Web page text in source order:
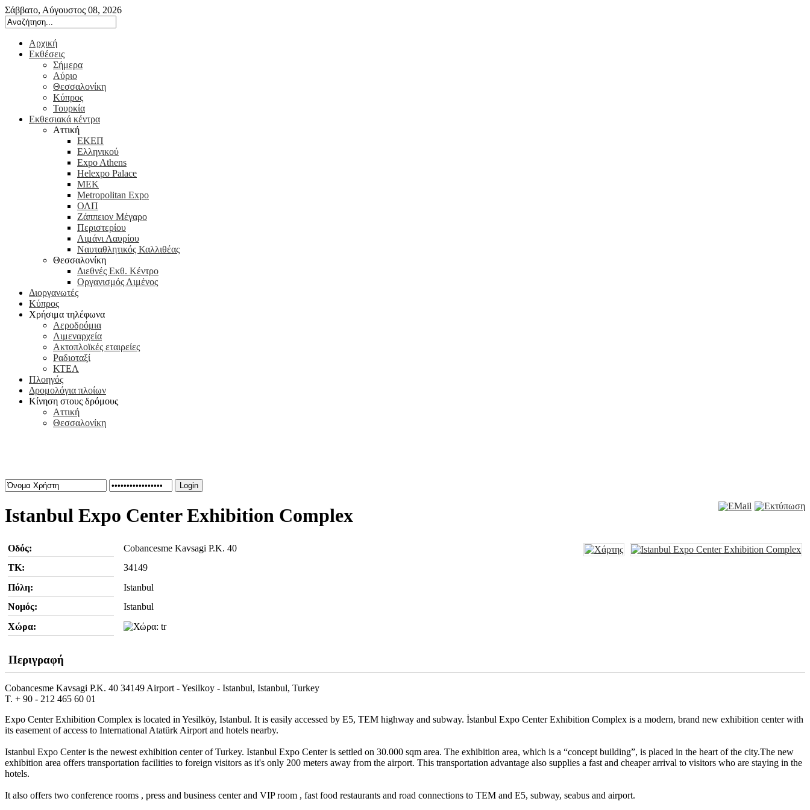
Σάββατο, Αύγουστος 08, 2026
Αρχική
Εκθέσεις
Σήμερα
Αύριο
Θεσσαλονίκη
Κύπρος
Τουρκία
Εκθεσιακά κέντρα
Αττική
ΕΚΕΠ
Ελληνικού
Expo Athens
Helexpo Palace
ΜΕΚ
Metropolitan Expo
ΟΛΠ
Ζάππειον Μέγαρο
Περιστερίου
Λιμάνι Λαυρίου
Ναυταθλητικός Καλλιθέας
Θεσσαλονίκη
Διεθνές Εκθ. Κέντρο
Οργανισμός Λιμένος
Διοργανωτές
Κύπρος
Χρήσιμα τηλέφωνα
Αεροδρόμια
Λιμεναρχεία
Ακτοπλοϊκές εταιρείες
Ραδιοταξί
ΚΤΕΛ
Πλοηγός
Δρομολόγια πλοίων
Κίνηση στους δρόμους
Αττική
Θεσσαλονίκη
Login
Istanbul Expo Center Exhibition Complex
Οδός:
Cobancesme Kavsagi P.K. 40
ΤΚ:
34149
Πόλη:
Istanbul
Νομός:
Istanbul
Χώρα:
Περιγραφή
Cobancesme Kavsagi P.K. 40 34149 Airport - Yesilkoy - Istanbul, Istanbul, Turkey
T. + 90 - 212 465 60 01
Expo Center Exhibition Complex is located in Yesilköy, Istanbul. It is easily accessed by E5, TEM highway and subway. İstanbul Expo Center Exhibition Complex is a modern, brand new exhibition center with
its easement of access to International Atatürk Airport and hotels nearby.
Istanbul Expo Center is the newest exhibition center of Turkey. Istanbul Expo Center is settled on 30.000 sqm area. The exhibition area, which is a “concept building”, is placed in the heart of the city.The new
exhibition area offers transportation facilities to foreign visitors as it's only 200 meters away from the airport. This transportation advantage also supplies a fast and cheaper arrival to visitors who are staying in the
hotels.
It also offers two conference rooms , press and business center and VIP room , fast food restaurants and road connections to TEM and E5, subway, seabus and airport.